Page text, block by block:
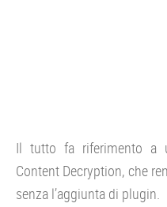
Il tutto fa riferimento a
Content Decryption, che
senza l’aggiunta di plugin.